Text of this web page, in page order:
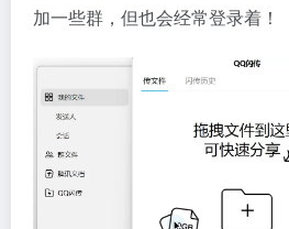
加一些群，但也会经常登录着！